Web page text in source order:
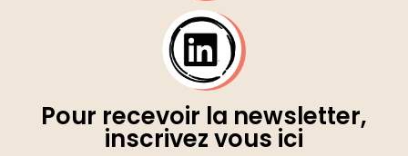
Pour recevoir la newsletter,
inscrivez vous ici